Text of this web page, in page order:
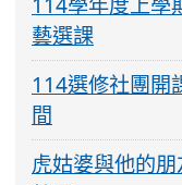
藝選課
114選修社團開
間
虎姑婆與他的